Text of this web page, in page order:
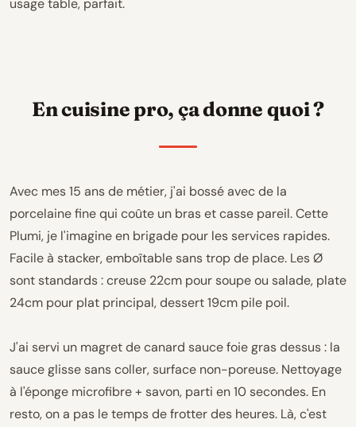
usage table, parfait.
En cuisine pro, ça donne quoi ?
Avec mes 15 ans de métier, j'ai bossé avec de la
porcelaine fine qui coûte un bras et casse pareil. Cette
Plumi, je l'imagine en brigade pour les services rapides.
Facile à stacker, emboîtable sans trop de place. Les Ø
sont standards : creuse 22cm pour soupe ou salade, plate
24cm pour plat principal, dessert 19cm pile poil.
J'ai servi un magret de canard sauce foie gras dessus : la
sauce glisse sans coller, surface non-poreuse. Nettoyage
à l'éponge microfibre + savon, parti en 10 secondes. En
resto, on a pas le temps de frotter des heures. Là, c'est